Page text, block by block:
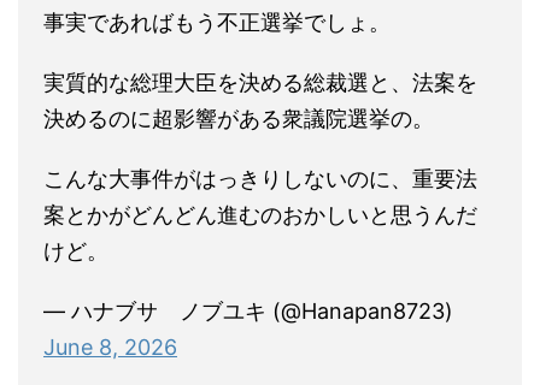
事実であればもう不正選挙でしょ。
実質的な総理大臣を決める総裁選と、法案を
決めるのに超影響がある衆議院選挙の。
こんな大事件がはっきりしないのに、重要法
案とかがどんどん進むのおかしいと思うんだ
けど。
— ハナブサ ノブユキ (@Hanapan8723)
June 8, 2026